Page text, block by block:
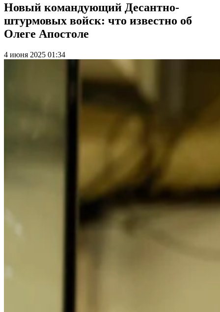
Новый командующий Десантно-
штурмовых войск: что известно об
Олеге Апостоле
4 июня 2025 01:34